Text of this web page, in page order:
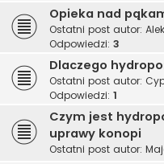
Opieka nad
Ostatni post autor:
Odpowiedzi: 3
Dlaczego
Ostatni post autor:
Odpowiedzi: 1
Czym jest
uprawy konopi
Ostatni post autor: